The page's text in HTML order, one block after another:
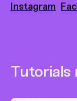
Instagram
Tutorials